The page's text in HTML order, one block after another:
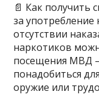
📄 Как получить
за
отсутствии
наркотиков
посещения МВД
понадобиться
оружие или